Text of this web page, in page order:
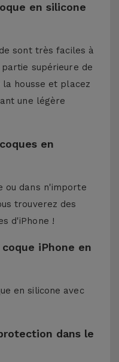
en silicone
sont très faciles à
supérieure de
housse et placez
une légère
en
ou dans n'importe
trouverez des
d'iPhone !
iPhone en
en silicone avec
dans le